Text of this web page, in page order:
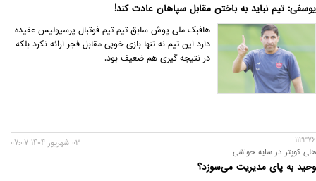
یوسفی: تیم نباید به باختن مقابل سپاهان عادت کند!
هافبک ملی پوش سابق تیم تیم فوتبال پرسپولیس عقیده
دارد این تیم نه تنها بازی خوبی مقابل فجر ارائه نکرد بلکه
در نتیجه گیری هم ضعیف بود.
112376
هلی کوپتر در سایه حواشی
وحید به پای مدیریت می‌سوزد؟
03 شهريور 1404 07:07